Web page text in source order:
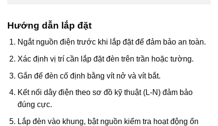
Hướng dẫn lắp đặt
Ngắt nguồn điện trước khi lắp đặt để đảm bảo an toàn.
Xác định vị trí cần lắp đặt đèn trên trần hoặc tường.
Gắn đế đèn cố định bằng vít nở và vít bắt.
Kết nối dây điện theo sơ đồ kỹ thuật (L-N) đảm bảo
đúng cực.
Lắp đèn vào khung, bật nguồn kiểm tra hoạt động ổn